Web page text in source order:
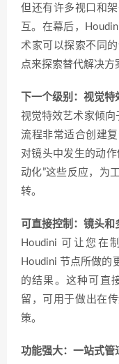
但还有许多视口和
互。在幕后，
术家可以探索不同
点来探索替代解决方
下一个级别：视觉特
视觉特效艺术家倾
流程非常适合创建
对镜头中发生的动
动化”这些反应，为
转。
可直接控制：镜头和
Houdini 可让您在
Houdini 节点所做的
的结果。这种可直
留，可用于做出在
策。
功能强大：一站式管